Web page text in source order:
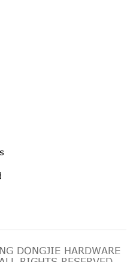
DONGJIE HARDWARE